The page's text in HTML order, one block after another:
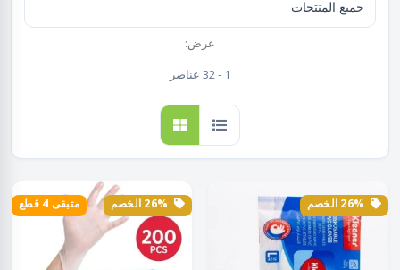
عرض:
1 - 32 عناصر
متبقى 4 قطع